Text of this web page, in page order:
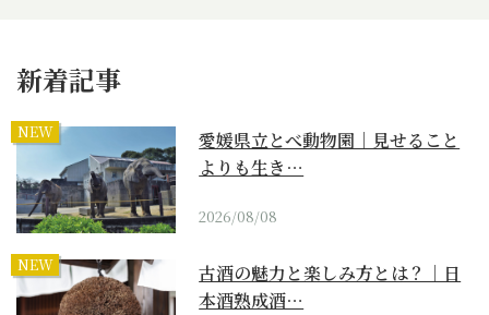
新着記事
NEW
愛媛県立とべ動物園｜見せること
よりも生き…
2026/08/08
NEW
古酒の魅力と楽しみ方とは？｜日
本酒熟成酒…